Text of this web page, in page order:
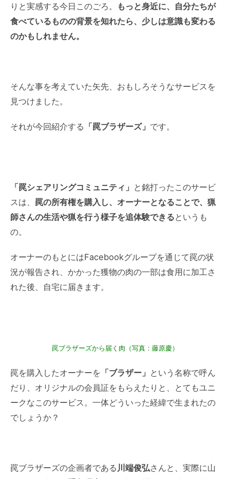
りと実感する今日このごろ。
もっと身近に、自分たちが
食べているものの背景を知れたら、少しは意識も変わる
のかもしれません。
そんな事を考えていた矢先、おもしろそうなサービスを
見つけました。
それが今回紹介する 「罠ブラザーズ」 です。
「罠シェアリングコミュニティ」 と銘打ったこのサービ
スは、 罠の所有権を購入し、オーナーとなることで、猟
師さんの生活や猟を行う様子を追体験できるというも
の。
オーナーのもとにはFacebookグループを通じて罠の状
況が報告され、かかった獲物の肉の一部は食用に加工さ
れた後、自宅に届きます。
罠ブラザーズから届く肉（写真：藤原慶）
罠を購入したオーナーを 「ブラザー」 という名称で呼ん
だり、オリジナルの会員証をもらえたりと、とてもユニ
ークなこのサービス。一体どういった経緯で生まれたの
でしょうか？
罠ブラザーズの企画者である 川端俊弘さんと、実際に山